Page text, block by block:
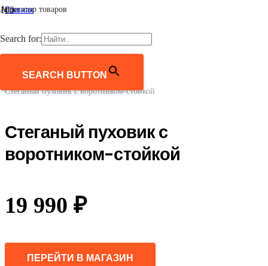
Агрегатор товаров
Search for:
SEARCH BUTTON
Главная
/
Пуховики и пуховые пальто
Стеганый пуховик с воротником-стойкой
Стеганый пуховик с
воротником-стойкой
19 990 ₽
ПЕРЕЙТИ В МАГАЗИН